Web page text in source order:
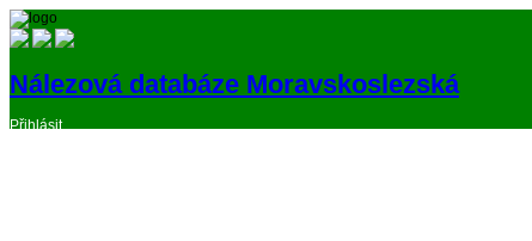
Nálezová databáze Moravskoslezská
Přihlásit